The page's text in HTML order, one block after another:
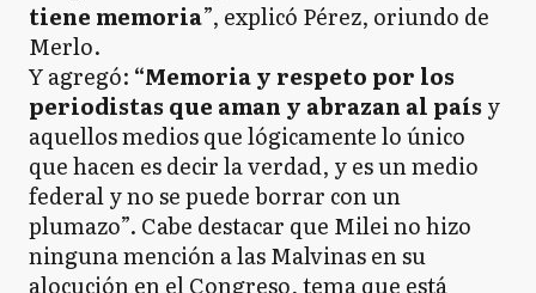
tiene memoria”, explicó Pérez, oriundo de
Merlo.
Y agregó: “Memoria y respeto por los
periodistas que aman y abrazan al país y
aquellos medios que lógicamente lo único
que hacen es decir la verdad, y es un medio
federal y no se puede borrar con un
plumazo”. Cabe destacar que Milei no hizo
ninguna mención a las Malvinas en su
alocución en el Congreso, tema que está